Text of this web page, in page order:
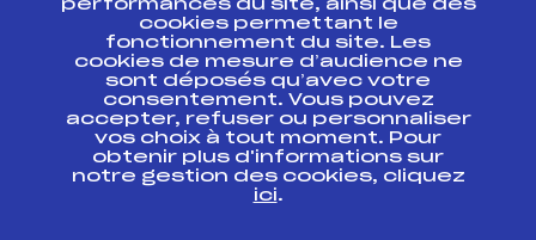
Pass’Neige
Projet sportif fédéral
Projet de performance fédéral
Antidopage
Pôle Développement, Formation, Suivi
Scientifique
Listes ministérielles
Pôle vie de l’athlète
Enseignement professionnel
performances du site, ainsi que des
cookies permettant le
fonctionnement du site. Les
cookies de mesure d’audience ne
sont déposés qu’avec votre
consentement. Vous pouvez
accepter, refuser ou personnaliser
vos choix à tout moment. Pour
obtenir plus d'informations sur
notre gestion des cookies, cliquez
ici.